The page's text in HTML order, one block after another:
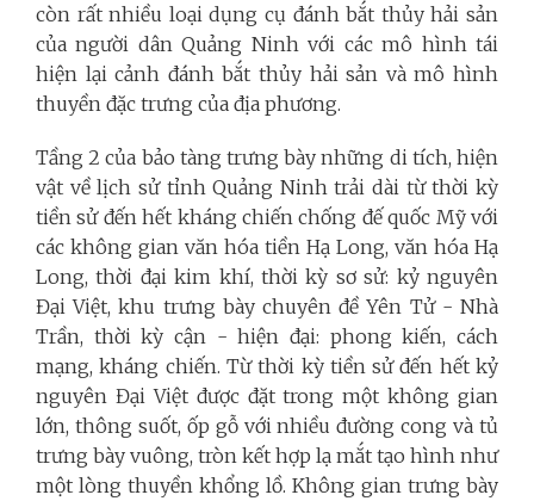
còn rất nhiều loại dụng cụ đánh bắt thủy hải sản
của người dân Quảng Ninh với các mô hình tái
hiện lại cảnh đánh bắt thủy hải sản và mô hình
thuyền đặc trưng của địa phương.
Tầng 2 của bảo tàng trưng bày những di tích, hiện
vật về lịch sử tỉnh Quảng Ninh trải dài từ thời kỳ
tiền sử đến hết kháng chiến chống đế quốc Mỹ với
các không gian văn hóa tiền Hạ Long, văn hóa Hạ
Long, thời đại kim khí, thời kỳ sơ sử: kỷ nguyên
Đại Việt, khu trưng bày chuyên đề Yên Tử - Nhà
Trần, thời kỳ cận - hiện đại: phong kiến, cách
mạng, kháng chiến. Từ thời kỳ tiền sử đến hết kỷ
nguyên Đại Việt được đặt trong một không gian
lớn, thông suốt, ốp gỗ với nhiều đường cong và tủ
trưng bày vuông, tròn kết hợp lạ mắt tạo hình như
một lòng thuyền khổng lồ. Không gian trưng bày